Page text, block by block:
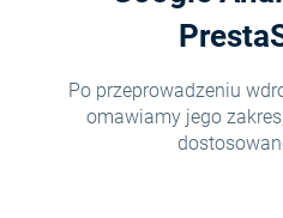
Po przeprowadzeniu
omawiamy jego